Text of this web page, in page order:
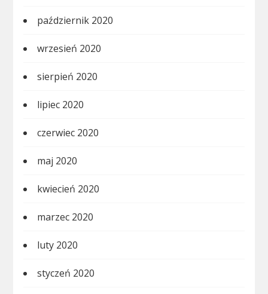
październik 2020
wrzesień 2020
sierpień 2020
lipiec 2020
czerwiec 2020
maj 2020
kwiecień 2020
marzec 2020
luty 2020
styczeń 2020